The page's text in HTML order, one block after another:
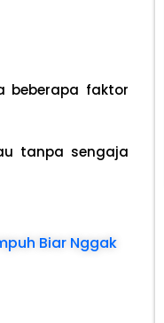
beberapa faktor
tanpa sengaja
Biar Nggak